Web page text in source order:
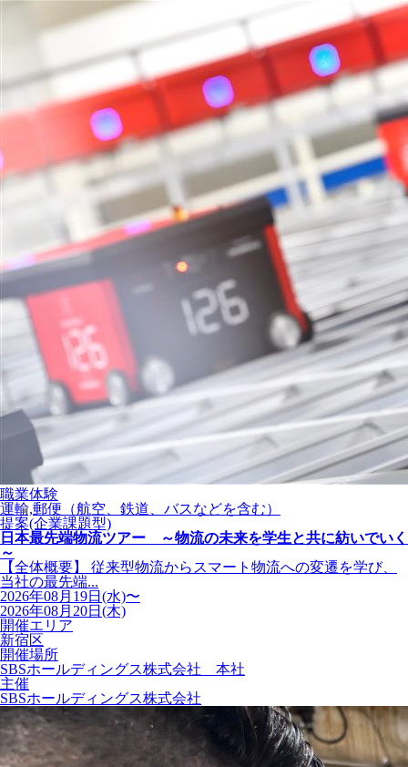
職業体験
運輸,郵便（航空、鉄道、バスなどを含む）
提案(企業課題型)
日本最先端物流ツアー ～物流の未来を学生と共に紡いでいく
～
【全体概要】 従来型物流からスマート物流への変遷を学び、
当社の最先端...
2026年08月19日(水)〜
2026年08月20日(木)
開催エリア
新宿区
開催場所
SBSホールディングス株式会社 本社
主催
SBSホールディングス株式会社